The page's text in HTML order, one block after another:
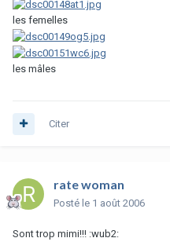
les femelles
les mâles
Citer
rate woman
Posté le 1 août 2006
Sont trop mimi!!! :wub2: